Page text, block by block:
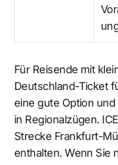
Für Reisende mit
Deutschland-Ticket
eine gute Option
in Regionalzügen.
Strecke Frankfurt-
enthalten. Wenn Sie